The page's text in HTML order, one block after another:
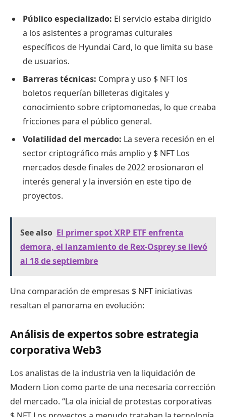
Público especializado: El servicio estaba dirigido
a los asistentes a programas culturales
específicos de Hyundai Card, lo que limita su base
de usuarios.
Barreras técnicas: Compra y uso $ NFT los
boletos requerían billeteras digitales y
conocimiento sobre criptomonedas, lo que creaba
fricciones para el público general.
Volatilidad del mercado: La severa recesión en el
sector criptográfico más amplio y $ NFT Los
mercados desde finales de 2022 erosionaron el
interés general y la inversión en este tipo de
proyectos.
See also El primer spot XRP ETF enfrenta
demora, el lanzamiento de Rex-Osprey se llevó
al 18 de septiembre
Una comparación de empresas $ NFT iniciativas
resaltan el panorama en evolución:
Análisis de expertos sobre estrategia
corporativa Web3
Los analistas de la industria ven la liquidación de
Modern Lion como parte de una necesaria corrección
del mercado. “La ola inicial de protestas corporativas